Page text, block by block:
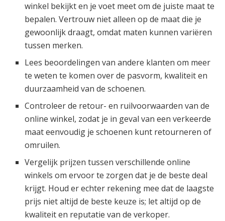
winkel bekijkt en je voet meet om de juiste maat te
bepalen. Vertrouw niet alleen op de maat die je
gewoonlijk draagt, omdat maten kunnen variëren
tussen merken.
Lees beoordelingen van andere klanten om meer
te weten te komen over de pasvorm, kwaliteit en
duurzaamheid van de schoenen.
Controleer de retour- en ruilvoorwaarden van de
online winkel, zodat je in geval van een verkeerde
maat eenvoudig je schoenen kunt retourneren of
omruilen.
Vergelijk prijzen tussen verschillende online
winkels om ervoor te zorgen dat je de beste deal
krijgt. Houd er echter rekening mee dat de laagste
prijs niet altijd de beste keuze is; let altijd op de
kwaliteit en reputatie van de verkoper.